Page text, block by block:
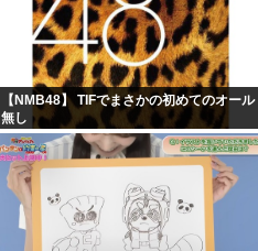
【NMB48】 TIFでまさかの初めてのオール
無し